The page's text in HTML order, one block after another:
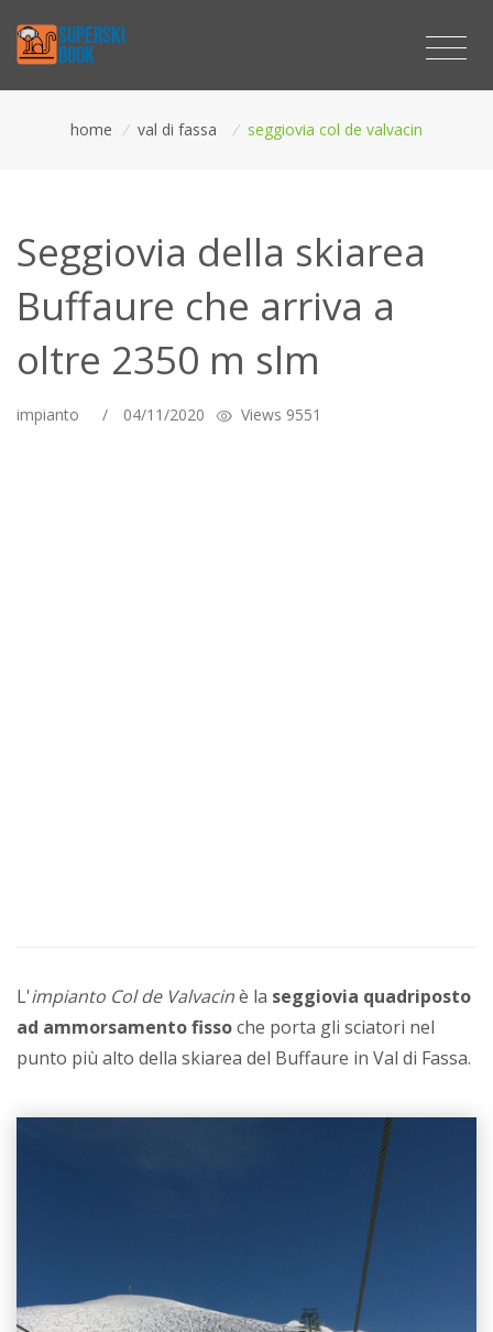
home / val di fassa / seggiovia col de valvacin
Seggiovia della skiarea
Buffaure che arriva a
oltre 2350 m slm
impianto / 04/11/2020 Views 9551
L'impianto Col de Valvacinè la seggiovia quadriposto
ad ammorsamento fissoche porta gli sciatori nel
punto più alto della skiarea del Buffaure in Val di Fassa.